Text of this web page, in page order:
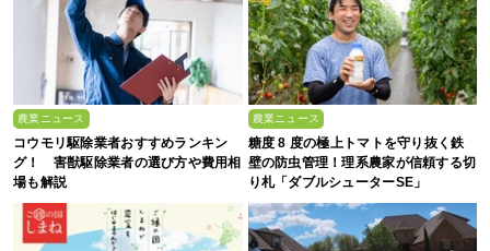
農業ニュース
コウモリ駆除業者おすすめランキン
グ！ 害獣駆除業者の選び方や費用相
場も解説
農業ニュース
糖度 8 度の極上トマトを守り抜く鉄
壁の防虫管理！理系農家が信頼する切
り札「ダブルシューターSE」